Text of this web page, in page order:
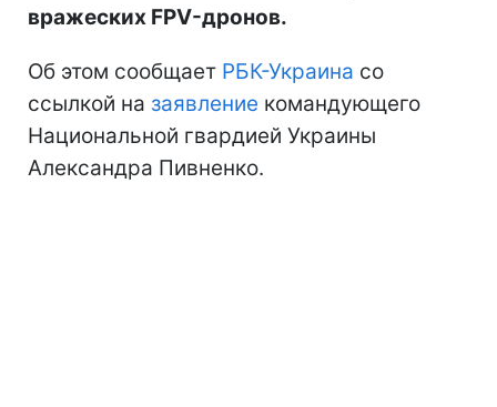
вражеских FPV-дронов.
Об этом сообщает РБК-Украина со
ссылкой на заявление командующего
Национальной гвардией Украины
Александра Пивненко.